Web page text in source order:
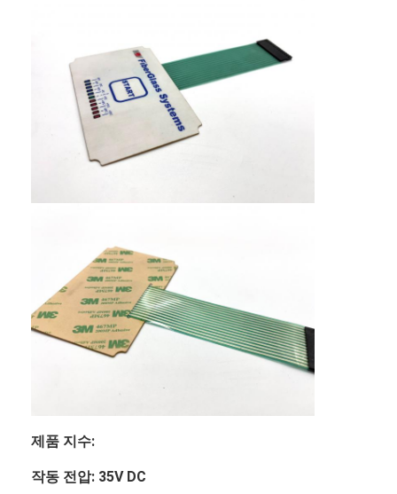
제품 지수:
작동 전압: 35V DC